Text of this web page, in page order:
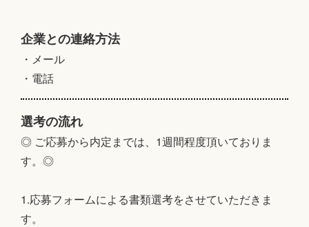
企業との連絡方法
・メール
・電話
選考の流れ
◎ ご応募から内定までは、1週間程度頂いておりま
す。◎
1.応募フォームによる書類選考をさせていただきま
す。